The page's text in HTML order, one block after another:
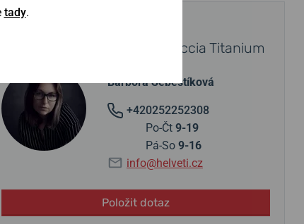
Obraťte se na specialistu Boccia Titanium
Barbora Šebestíková
+420252252308
Po-Čt 9-19
Pá-So 9-16
info@helveti.cz
Položit dotaz
tady.